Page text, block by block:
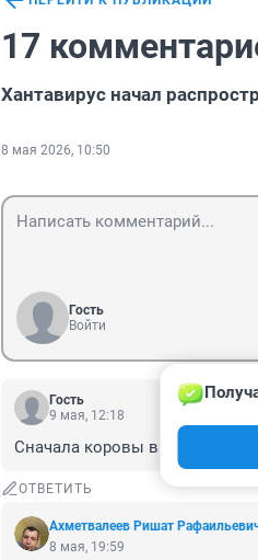
17
Хантавирус начал
8 мая 2026, 10:50
Гость
Войти
Гость
9 мая, 12:18
Сначала коровы в Сибири, а
ОТВЕТИТЬ
Ахметвалеев Ришат
8 мая, 19:59